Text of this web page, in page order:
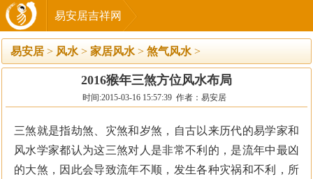
易安居吉祥网
易安居 > 风水 > 家居风水 > 煞气风水 >
2016猴年三煞方位风水布局
时间:2015-03-16 15:57:39 作者：易安居
三煞就是指劫煞、灾煞和岁煞，自古以来历代的易学家和
风水学家都认为这三煞对人是非常不利的，是流年中最凶
的大煞，因此会导致流年不顺，发生各种灾祸和不利，所